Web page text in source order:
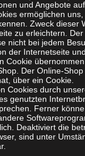
1 war wieder
und für die
Viele tolle,
werden. So war
Feuerwehr
genauso
der AQB oder
und Angebote
ermöglichen
Zweck dieser
zu erleichtern.
nicht bei jedem
der Internetseite
Cookie
Der Online-
über ein Cookie.
Cookies durch
genutzten
Ferner
Deaktiviert die
sind unter